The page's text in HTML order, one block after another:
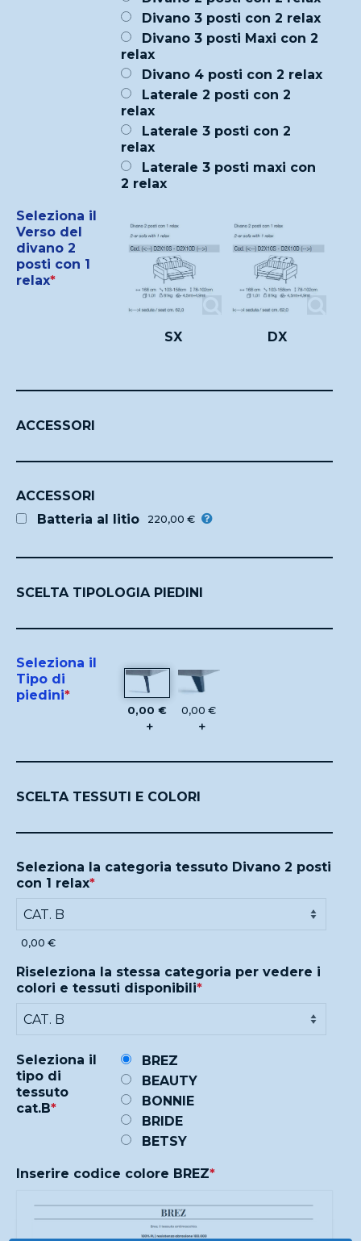
Divano 3 posti con 2 relax
Divano 3 posti Maxi con 2
relax
Divano 4 posti con 2 relax
Laterale 2 posti con 2
relax
Laterale 3 posti con 2
relax
Laterale 3 posti maxi con
2 relax
Seleziona il
Verso del
divano 2
posti con 1
relax*
SX DX
ACCESSORI
ACCESSORI
Batteria al litio
220,00 €
SCELTA TIPOLOGIA PIEDINI
Seleziona il
Tipo di
piedini*
0,00 €
+
0,00 €
+
SCELTA TESSUTI E COLORI
Seleziona la categoria tessuto Divano 2 posti
con 1 relax*
0,00 €
Riseleziona la stessa categoria per vedere i
colori e tessuti disponibili*
Seleziona il
tipo di
tessuto
cat.B*
BREZ
BEAUTY
BONNIE
BRIDE
BETSY
Inserire codice colore BREZ*